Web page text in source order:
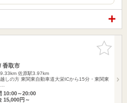
お気に入
りに追加
香取市
佐原駅3.97km
しの方 東関東自動車道大栄ICから15分・東関東
10:00～20:00
15,000円～